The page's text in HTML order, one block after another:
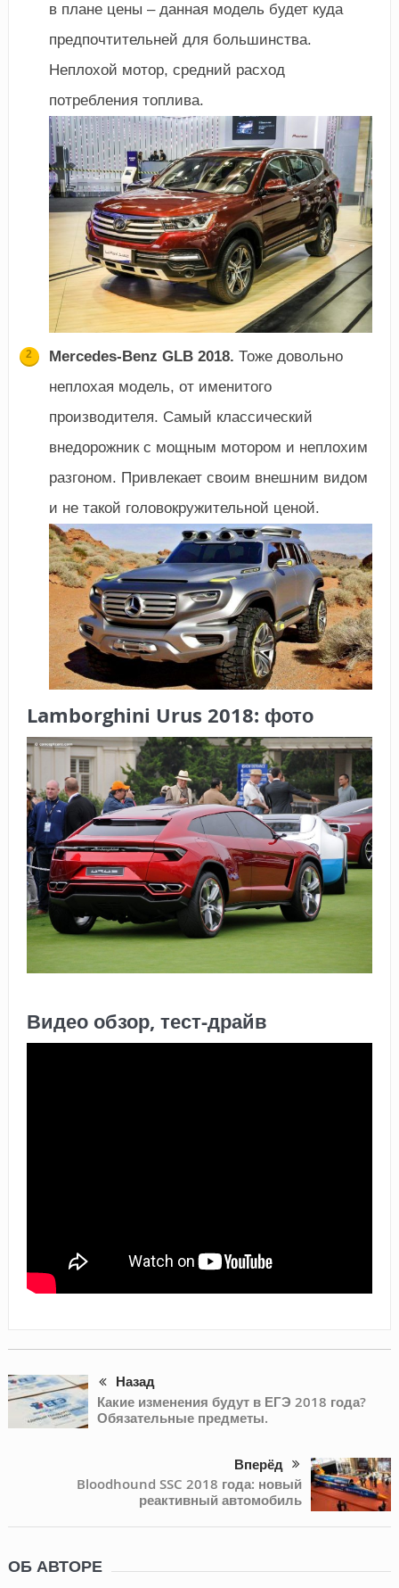
в плане цены – данная модель будет куда
предпочтительней для большинства.
Неплохой мотор, средний расход
потребления топлива.
Mercedes-Benz GLB 2018. Тоже довольно
неплохая модель, от именитого
производителя. Самый классический
внедорожник с мощным мотором и неплохим
разгоном. Привлекает своим внешним видом
и не такой головокружительной ценой.
Lamborghini Urus 2018: фото
Видео обзор, тест-драйв
Назад
Какие изменения будут в ЕГЭ 2018 года?
Обязательные предметы.
Вперёд
Bloodhound SSC 2018 года: новый
реактивный автомобиль
ОБ АВТОРЕ